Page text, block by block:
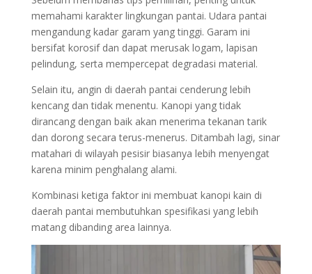
memahami karakter lingkungan pantai. Udara pantai
mengandung kadar garam yang tinggi. Garam ini
bersifat korosif dan dapat merusak logam, lapisan
pelindung, serta mempercepat degradasi material.
Selain itu, angin di daerah pantai cenderung lebih
kencang dan tidak menentu. Kanopi yang tidak
dirancang dengan baik akan menerima tekanan tarik
dan dorong secara terus-menerus. Ditambah lagi, sinar
matahari di wilayah pesisir biasanya lebih menyengat
karena minim penghalang alami.
Kombinasi ketiga faktor ini membuat kanopi kain di
daerah pantai membutuhkan spesifikasi yang lebih
matang dibanding area lainnya.